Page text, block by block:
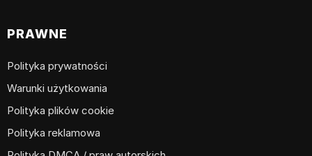
PRAWNE
Polityka prywatności
Warunki użytkowania
Polityka plików cookie
Polityka reklamowa